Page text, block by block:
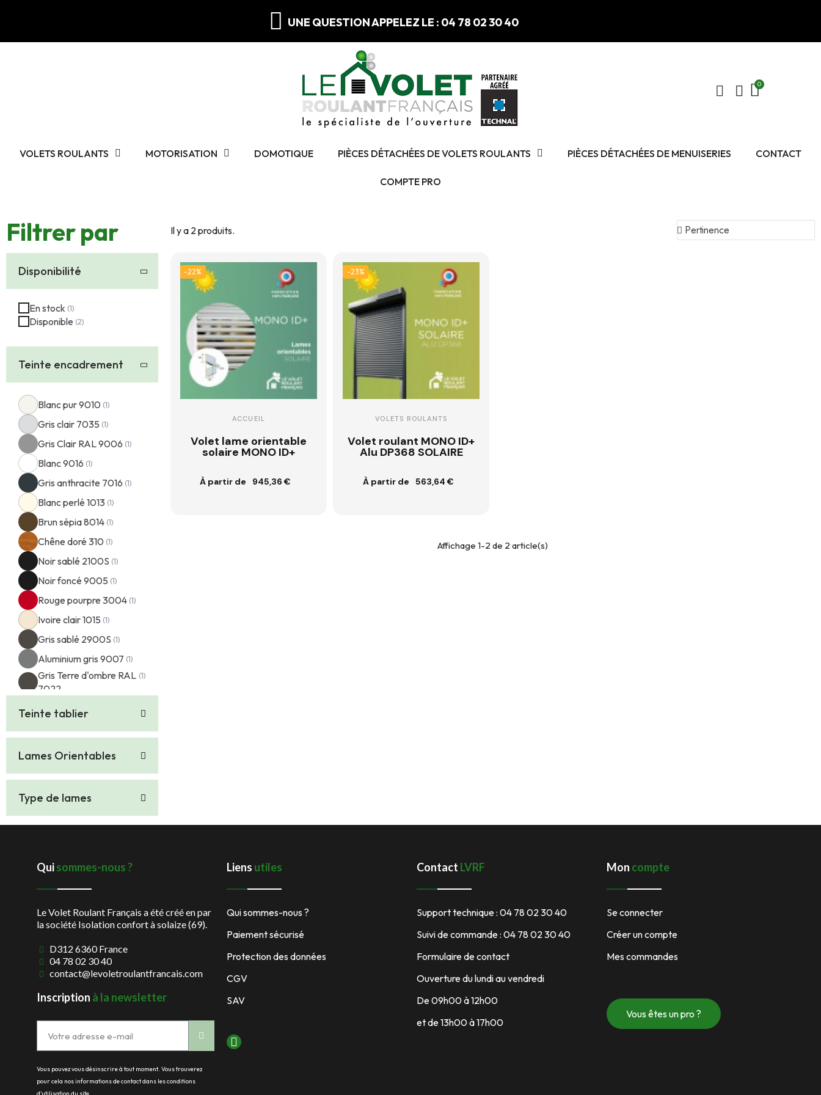
UNE QUESTION APPELEZ LE : 04 78 02 30 40
VOLETS ROULANTS MOTORISATION DOMOTIQUE PIÈCES DÉTACHÉES DE VOLETS ROULANTS PIÈCES DÉTACHÉES DE MENUISERIES CONTACT
COMPTE PRO
Filtrer par
Disponibilité
En stock
Disponible
Teinte encadrement
Blanc pur 9010
Gris clair 7035
Gris Clair RAL 9006
Blanc 9016
Gris anthracite 7016
Blanc perlé 1013
Brun sépia 8014
Chêne doré 310
Noir sablé 2100S
Noir foncé 9005
Rouge pourpre 3004
Ivoire clair 1015
Gris sablé 2900S
Aluminium gris 9007
Gris Terre d'ombre RAL
7022
Teinte tablier
Lames Orientables
Type de lames
Il y a 2 produits.
-22%
ACCUEIL
Volet lame orientable
solaire MONO ID+
À partir de
945,36 €
-23%
VOLETS ROULANTS
Volet roulant MONO ID+
Alu DP368 SOLAIRE
À partir de
563,64 €
Affichage 1-2 de 2 article(s)
Quisommes-nous ?
Le Volet Roulant Français a été créé en par
la société Isolation confort à solaize (69).
D312 6360 France
04 78 02 30 40
contact@levoletroulantfrancais.com
Inscription à la newsletter
Vous pouvez vous désinscrire à tout moment. Vous trouverez
pour cela nos informations de contact dans les conditions
Liens utiles
Qui sommes-nous ?
Paiement sécurisé
Protection des données
CGV
SAV
Contact LVRF
Support technique : 04 78 02 30 40
Suivi de commande : 04 78 02 30 40
Formulaire de contact
Ouverture du lundi au vendredi
De 09h00 à 12h00
et de 13h00 à 17h00
Mon compte
Se connecter
Créer un compte
Mes commandes
Vous êtes un pro ?